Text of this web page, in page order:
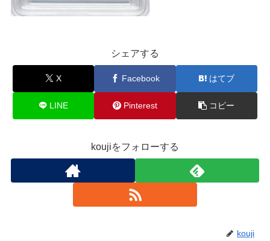
シェアする
X Facebook はてブ
LINE Pinterest コピー
koujiをフォローする
kouji